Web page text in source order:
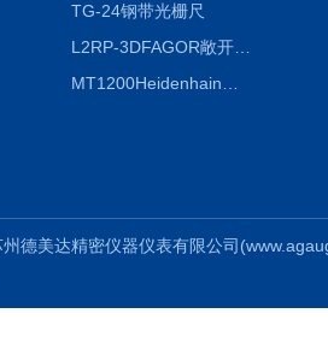
TG-24钢带光栅尺
L2RP-3DFAGOR敞开式光栅尺
州德美达精密仪器仪表有限公司